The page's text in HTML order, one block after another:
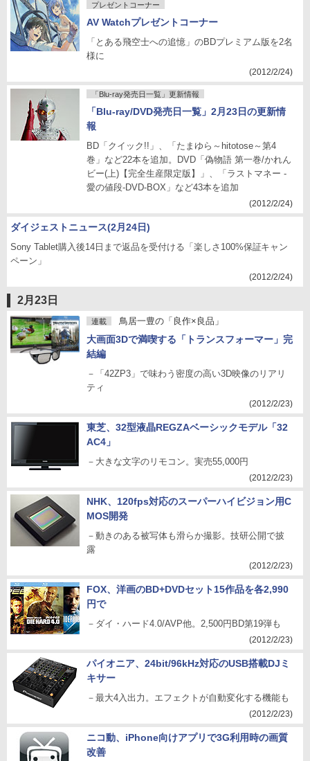
プレゼントコーナー
AV Watchプレゼントコーナー
「とある飛空士への追憶」のBDプレミアム版を2名
様に
(2012/2/24)
「Blu-ray発売日一覧」更新情報
「Blu-ray/DVD発売日一覧」2月23日の更新情
報
BD「クイック!!」、「たまゆら～hitotose～第4
巻」など22本を追加。DVD「偽物語 第一巻/かれん
ビー(上)【完全生産限定版】」、「ラストマネー -
愛の値段-DVD-BOX」など43本を追加
(2012/2/24)
ダイジェストニュース(2月24日)
Sony Tablet購入後14日まで返品を受付ける「楽しさ100%保証キャン
ペーン」
(2012/2/24)
2月23日
連載 鳥居一豊の「良作×良品」
大画面3Dで満喫する「トランスフォーマー」完
結編
－「42ZP3」で味わう密度の高い3D映像のリアリ
ティ
(2012/2/23)
東芝、32型液晶REGZAベーシックモデル「32
AC4」
－大きな文字のリモコン。実売55,000円
(2012/2/23)
NHK、120fps対応のスーパーハイビジョン用C
MOS開発
－動きのある被写体も滑らか撮影。技研公開で披
露
(2012/2/23)
FOX、洋画のBD+DVDセット15作品を各2,990
円で
－ダイ・ハード4.0/AVP他。2,500円BD第19弾も
(2012/2/23)
パイオニア、24bit/96kHz対応のUSB搭載DJミ
キサー
－最大4入出力。エフェクトが自動変化する機能も
(2012/2/23)
ニコ動、iPhone向けアプリで3G利用時の画質
改善